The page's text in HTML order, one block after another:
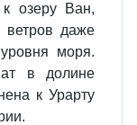
к озеру Ван,
даже
моря.
в долине
к Урарту